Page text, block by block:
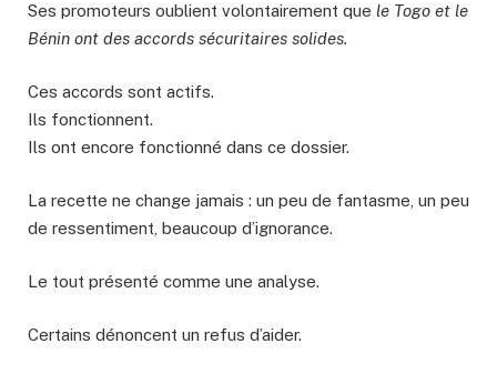
Ses promoteurs oublient volontairement que le Togo et le
Bénin ont des accords sécuritaires solides.
Ces accords sont actifs.
Ils fonctionnent.
Ils ont encore fonctionné dans ce dossier.
La recette ne change jamais : un peu de fantasme, un peu
de ressentiment, beaucoup d’ignorance.
Le tout présenté comme une analyse.
Certains dénoncent un refus d’aider.